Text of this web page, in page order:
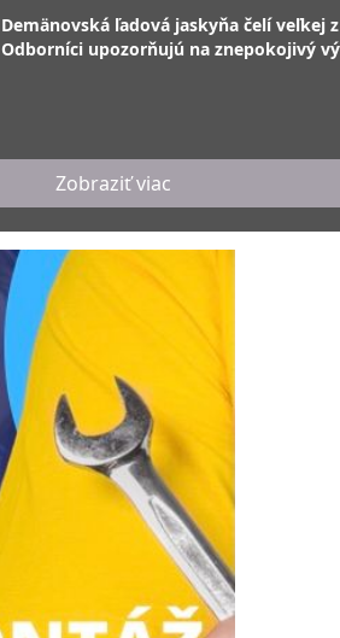
Demänovská ľadová jaskyňa čelí veľkej
Odborníci upozorňujú na znepokojivý
Zobraziť viac